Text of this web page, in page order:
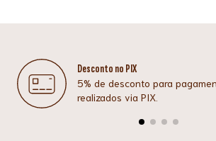
Desconto no PIX
5% de desconto para
realizados via PIX.